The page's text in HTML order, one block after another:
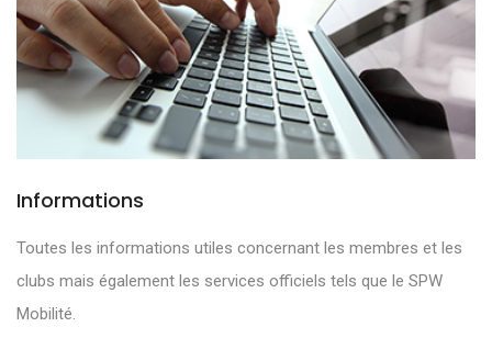
Informations
Toutes les informations utiles concernant les membres et les
clubs mais également les services officiels tels que le SPW
Mobilité.